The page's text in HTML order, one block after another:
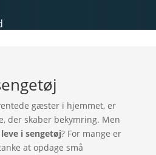
gæster i hjemmet, er
der skaber bekymring. Men
i sengetøj? For mange er
at opdage små